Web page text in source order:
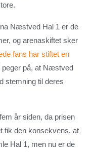
Næstved Hal 1 er de
og arenaskiftet sker
fans har stiftet en
peger på, at Næstved
stemning til deres
år siden, da prisen
fik den konsekvens, at
Hal 1, men nu er de